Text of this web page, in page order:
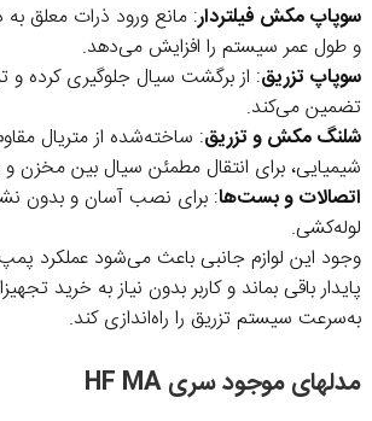
سوپاپ مکش فیلتر‌دار: مانع ورود ذرات معلق
و طول عمر سیستم را افزایش می‌دهد.
سوپاپ تزریق: از برگشت سیال جلوگیری کرده و
تضمین می‌کند.
شلنگ مکش و تزریق: ساخته‌شده از متریال مقاوم
شیمیایی، برای انتقال مطمئن سیال بین مخزن
اتصالات و بست‌ها: برای نصب آسان و بدون
لوله‌کشی.
وجود این لوازم جانبی باعث می‌شود عملکرد
پایدار باقی بماند و کاربر بدون نیاز به خرید
به‌سرعت سیستم تزریق را راه‌اندازی کند.
مدلهای موجود سری HF MA